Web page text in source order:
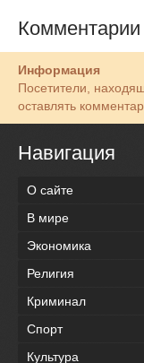
Комментарии
Информация
Посетители,
оставлять
Навигация
О сайте
В мире
Экономика
Религия
Криминал
Спорт
Культура